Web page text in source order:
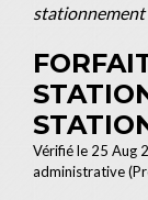
stationnement
Vérifié le 25 Aug
administrative